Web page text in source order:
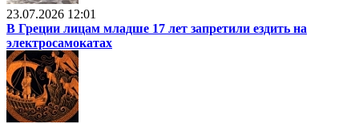
23.07.2026 12:01
В Греции лицам младше 17 лет запретили ездить на
электросамокатах